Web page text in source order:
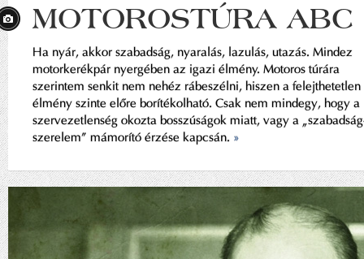
MOTOROSTÚRA ABC
Ha nyár, akkor szabadság, nyaralás, lazulás, utazás. Mindez
motorkerékpár nyergében az igazi élmény. Motoros túrára
szerintem senkit nem nehéz rábeszélni, hiszen a felejthetetlen
élmény szinte előre borítékolható. Csak nem mindegy, hogy a
szervezetlenség okozta bosszúságok miatt, vagy a
szerelem” mámorító érzése kapcsán. »